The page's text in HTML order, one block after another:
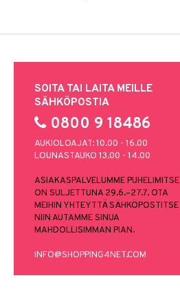
SOITA TAI LAITA MEILLE
SÄHKÖPOSTIA
0800 9 18486
AUKIOLOAJAT: 10.00 - 16.00
LOUNASTAUKO 13.00 - 14.00
ASIAKASPALVELUMME PUHELIMITSE
ON SULJETTUNA 29.6.–27.7. OTA
MEIHIN YHTEYTTÄ SÄHKÖPOSTITSE
NIIN AUTAMME SINUA
MAHDOLLISIMMAN PIAN.
INFO@SHOPPING4NET.COM